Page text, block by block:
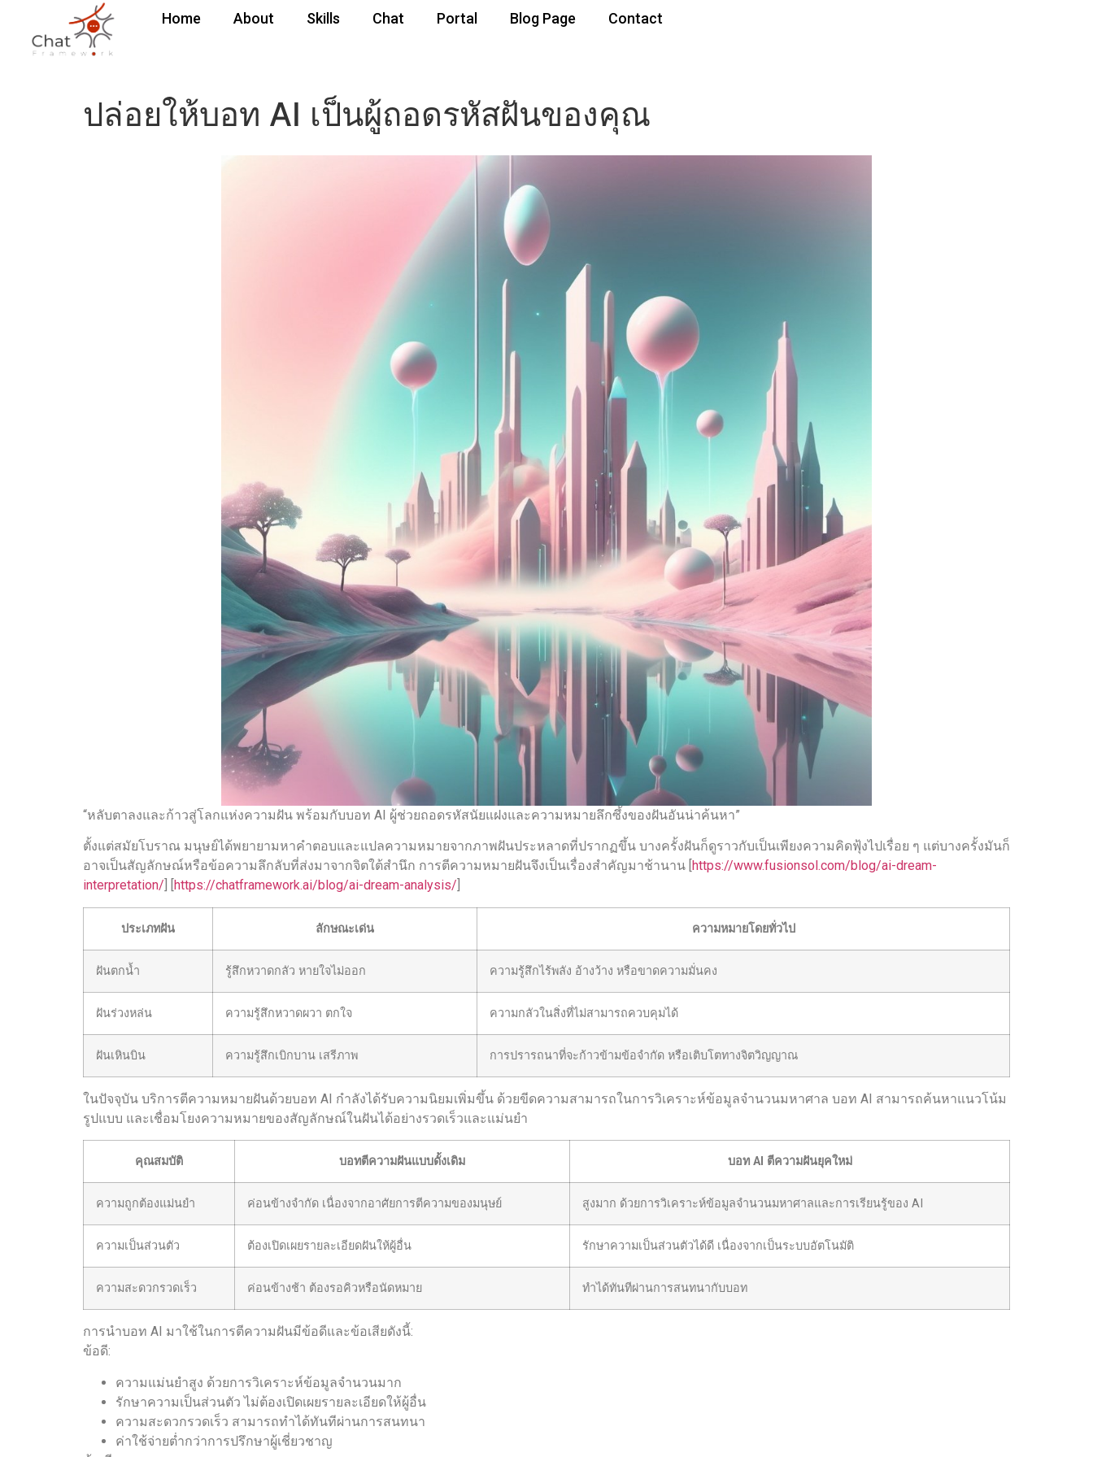
Home About Skills Chat Portal Blog Page Contact
ปล่อยให้บอท AI เป็นผู้ถอดรหัสฝันของคุณ
“หลับตาลงและก้าวสู่โลกแห่งความฝัน พร้อมกับบอท AI ผู้ช่วยถอดรหัสนัยแฝงและความหมายลึกซึ้งของฝันอันน่าค้นหา”
ตั้งแต่สมัยโบราณ มนุษย์ได้พยายามหาคำตอบและแปลความหมายจากภาพฝันประหลาดที่ปรากฏขึ้น บางครั้งฝันก็ดูราวกับเป็นเพียงความคิดฟุ้งไปเรื่อย ๆ แต่บางครั้งมันก็
อาจเป็นสัญลักษณ์หรือข้อความลึกลับที่ส่งมาจากจิตใต้สำนึก การตีความหมายฝันจึงเป็นเรื่องสำคัญมาช้านาน [ https://www.fusionsol.com/blog/ai-dream-
interpretation/
https://chatframework.ai/blog/ai-dream-analysis/
ประเภทฝัน ลักษณะเด่น ความหมายโดยทั่วไป
ฝันตกน้ำ รู้สึกหวาดกลัว หายใจไม่ออก ความรู้สึกไร้พลัง อ้างว้าง หรือขาดความมั่นคง
ฝันร่วงหล่น ความรู้สึกหวาดผวา ตกใจ ความกลัวในสิ่งที่ไม่สามารถควบคุมได้
ฝันเหินบิน ความรู้สึกเบิกบาน เสรีภาพ การปรารถนาที่จะก้าวข้ามข้อจำกัด หรือเติบโตทางจิตวิญญาณ
ในปัจจุบัน บริการตีความหมายฝันด้วยบอท AI กำลังได้รับความนิยมเพิ่มขึ้น ด้วยขีดความสามารถในการวิเคราะห์ข้อมูลจำนวนมหาศาล บอท AI สามารถค้นหาแนวโน้ม
รูปแบบ และเชื่อมโยงความหมายของสัญลักษณ์ในฝันได้อย่างรวดเร็วและแม่นยำ
คุณสมบัติ บอทตีความฝันแบบดั้งเดิม บอท AI ตีความฝันยุคใหม่
ความถูกต้องแม่นยำ ค่อนข้างจำกัด เนื่องจากอาศัยการตีความของมนุษย์ สูงมาก ด้วยการวิเคราะห์ข้อมูลจำนวนมหาศาลและการเรียนรู้ของ AI
ความเป็นส่วนตัว ต้องเปิดเผยรายละเอียดฝันให้ผู้อื่น รักษาความเป็นส่วนตัวได้ดี เนื่องจากเป็นระบบอัตโนมัติ
ความสะดวกรวดเร็ว ค่อนข้างช้า ต้องรอคิวหรือนัดหมาย ทำได้ทันทีผ่านการสนทนากับบอท
การนำบอท AI มาใช้ในการตีความฝันมีข้อดีและข้อเสียดังนี้:
ข้อดี:
ความแม่นยำสูง ด้วยการวิเคราะห์ข้อมูลจำนวนมาก
รักษาความเป็นส่วนตัว ไม่ต้องเปิดเผยรายละเอียดให้ผู้อื่น
ความสะดวกรวดเร็ว สามารถทำได้ทันทีผ่านการสนทนา
ค่าใช้จ่ายต่ำกว่าการปรึกษาผู้เชี่ยวชาญ